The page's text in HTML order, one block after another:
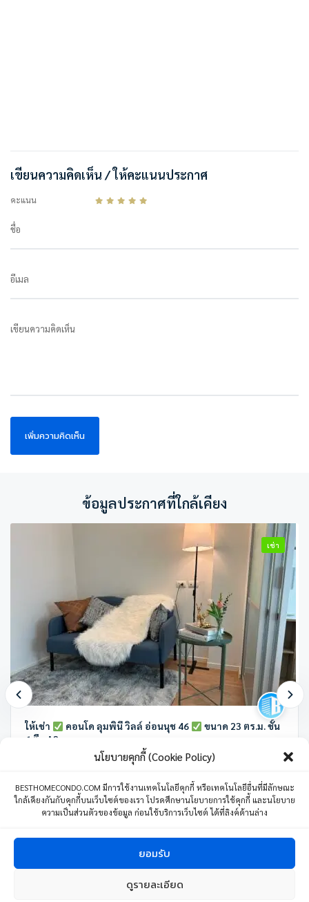
นโยบายคุกกี้ (Cookie Policy)
BESTHOMECONDO.COM มีการใช้งานเทคโนโลยีคุกกี้ หรือเทคโนโลยีอื่นที่มีลักษณะ
ใกล้เคียงกันกับคุกกี้บนเว็บไซต์ของเรา โปรดศึกษานโยบายการใช้คุกกี้ และนโยบาย
ความเป็นส่วนตัวของข้อมูล ก่อนใช้บริการเว็บไซต์ ได้ที่ลิงค์ด้านล่าง
ยอมรับ
ดูรายละเอียด
เขียนความคิดเห็น / ให้คะแนนประกาศ
คะแนน
ชื่อ
อีเมล
เขียนความคิดเห็น
ข้อมูลประกาศที่ใกล้เคียง
เช่า
ให้เช่า คอนโด ลุมพินี วิลล์ อ่อนนุช 46
ขนาด 23 ตร.ม. ชั้น
6 ตึก A2
ลุมพินี วิลล์ อ่อนนุช 46 ซอย อ่อนนุช 46 แขวงสวนหลวง เขตสวนหลวง
1 ห้องนอน 1 ห้องน้ำ 1 ที่จอดรถ 23 ตร.ม.